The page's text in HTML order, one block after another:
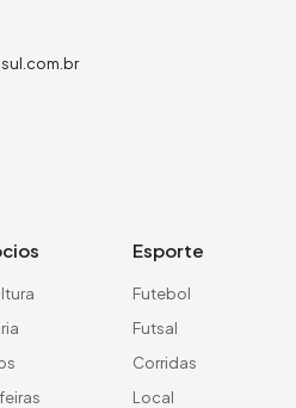
Esporte
Futebol
Futsal
Corridas
Local